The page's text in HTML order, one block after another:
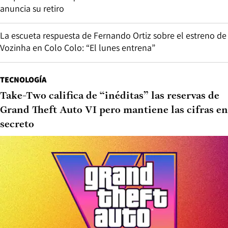
anuncia su retiro
La escueta respuesta de Fernando Ortiz sobre el estreno de
Vozinha en Colo Colo: “El lunes entrena”
TECNOLOGÍA
Take-Two califica de “inéditas” las reservas de
Grand Theft Auto VI pero mantiene las cifras en
secreto